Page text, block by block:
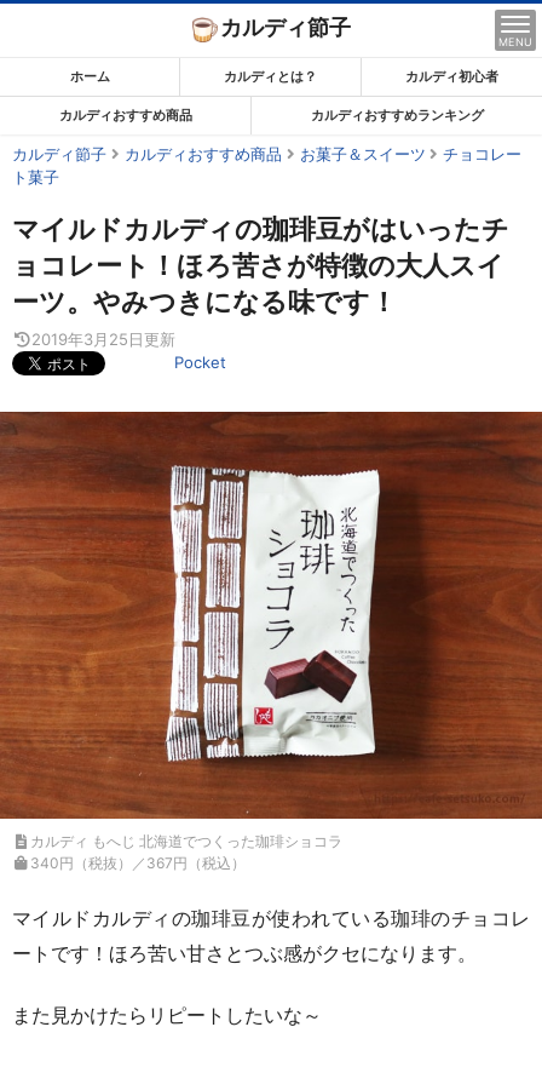
ン
ま
ス
す
る
カルディ節子
MENU
ホーム カルディとは？ カルディ初心者
カルディおすすめ商品 カルディおすすめランキング
カルディ節子 カルディおすすめ商品 お菓子＆スイーツ
チョコレー
ト菓子
マイルドカルディの珈琲豆がはいったチ
ョコレート！ほろ苦さが特徴の大人スイ
ーツ。やみつきになる味です！
2019年3月25日更新
Pocket
カルディ もへじ 北海道でつくった珈琲ショコラ
340円（税抜）／367円（税込）
マイルドカルディの珈琲豆が使われている珈琲のチョコレ
ートです！ほろ苦い甘さとつぶ感がクセになります。
また見かけたらリピートしたいな～